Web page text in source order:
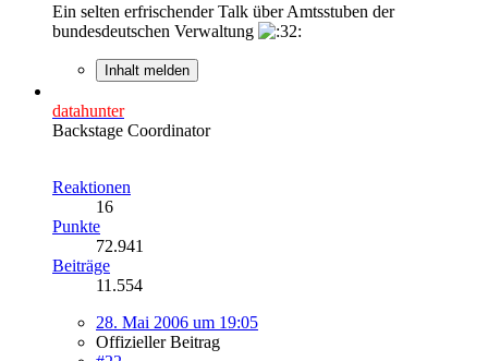
Ein selten erfrischender Talk über Amtsstuben der
bundesdeutschen Verwaltung
Inhalt melden
datahunter
Backstage Coordinator
Reaktionen
16
Punkte
72.941
Beiträge
11.554
28. Mai 2006 um 19:05
Offizieller Beitrag